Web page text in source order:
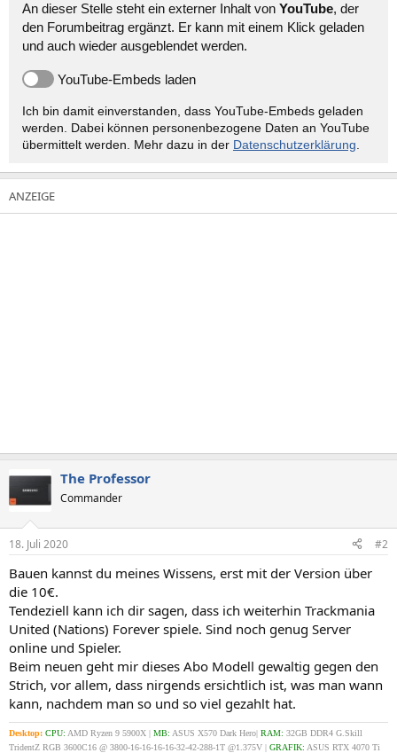
An dieser Stelle steht ein externer Inhalt von YouTube, der
den Forumbeitrag ergänzt. Er kann mit einem Klick geladen
und auch wieder ausgeblendet werden.
YouTube-Embeds laden
Ich bin damit einverstanden, dass YouTube-Embeds geladen
werden. Dabei können personen­bezogene Daten an YouTube
übermittelt werden. Mehr dazu in der Datenschutzerklärung
The Professor
Commander
18. Juli 2020 #2
Bauen kannst du meines Wissens, erst mit der Version über
die 10€.
Tendeziell kann ich dir sagen, dass ich weiterhin Trackmania
United (Nations) Forever spiele. Sind noch genug Server
online und Spieler.
Beim neuen geht mir dieses Abo Modell gewaltig gegen den
Strich, vor allem, dass nirgends ersichtlich ist, was man wann
kann, nachdem man so und so viel gezahlt hat.
Desktop: CPU: AMD Ryzen 9 5900X | MB: ASUS X570 Dark Hero| RAM: 32GB DDR4 G.Skill
TridentZ RGB 3600C16 @ 3800-16-16-16-16-32-42-288-1T @1.375V | GRAFIK: ASUS RTX 4070 Ti